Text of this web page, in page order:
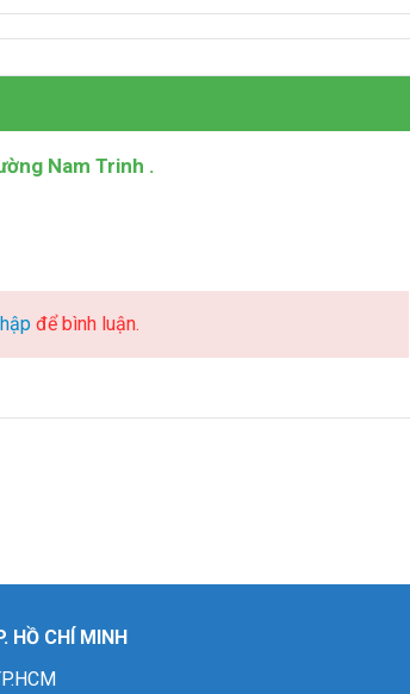
Nam Trinh .
để bình luận.
HỒ CHÍ MINH